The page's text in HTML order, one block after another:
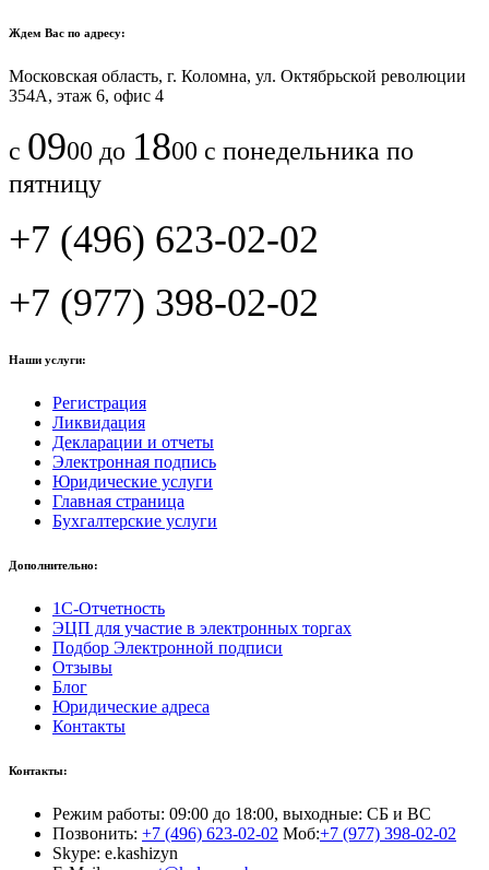
Ждем Вас по адресу:
Московская область, г. Коломна, ул. Октябрьской революции
354А, этаж 6, офис 4
с 0900 до 1800 с понедельника по
пятницу
+7 (496) 623-02-02
+7 (977) 398-02-02
Наши услуги:
Регистрация
Ликвидация
Декларации и отчеты
Электронная подпись
Юридические услуги
Главная страница
Бухгалтерские услуги
Дополнительно:
1С-Отчетность
ЭЦП для участие в электронных торгах
Подбор Электронной подписи
Отзывы
Блог
Юридические адреса
Контакты
Контакты:
Режим работы: 09:00 до 18:00, выходные: СБ и ВС
Позвонить: +7 (496) 623-02-02 Моб:+7 (977) 398-02-02
Skype: e.kashizyn